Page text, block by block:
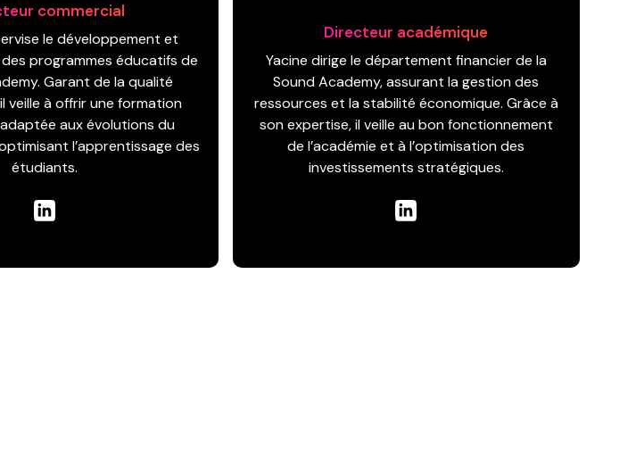
commercial
le développement et
programmes éducatifs de
Garant de la qualité
veille à offrir une formation
aux évolutions du
l’apprentissage des
étudiants.
Directeur académique
Yacine dirige le département financier de la
Sound Academy, assurant la gestion des
ressources et la stabilité économique. Grâce à
son expertise, il veille au bon fonctionnement
de l’académie et à l’optimisation des
investissements stratégiques.